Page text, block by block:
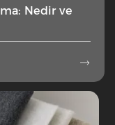
Nedir ve
